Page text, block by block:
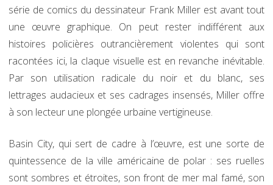
série de comics du dessinateur Frank Miller est avant tout
une œuvre graphique. On peut rester indifférent aux
histoires policières outrancièrement violentes qui sont
racontées ici, la claque visuelle est en revanche inévitable.
Par son utilisation radicale du noir et du blanc, ses
lettrages audacieux et ses cadrages insensés, Miller offre
à son lecteur une plongée urbaine vertigineuse.
Basin City, qui sert de cadre à l’œuvre, est une sorte de
quintessence de la ville américaine de polar : ses ruelles
sont sombres et étroites, son front de mer mal famé, son